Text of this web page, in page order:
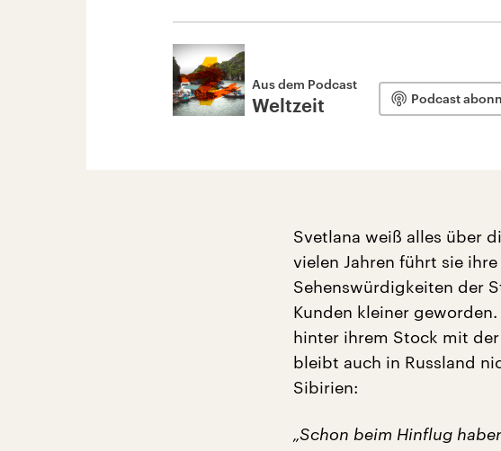
Aus dem Podcast
Weltzeit Podcast
Svetlana weiß alles über
vielen Jahren führt sie
Sehenswürdigkeiten der
Kunden kleiner
hinter ihrem Stock mit
bleibt auch in Russland
Sibirien:
„Schon beim Hinflug